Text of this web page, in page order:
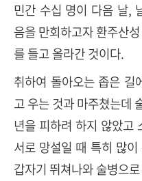
민간 수십 명이 다음 날,
음을 만회하고자 환주산
를 들고 올라간 것이다.
취하여 돌아오는 좁은 길
고 우는 것과 마주쳤는데
년을 피하려 하지 않았고
서로 망설일 때 특히 많
갑자기 뛰쳐나와 술병으